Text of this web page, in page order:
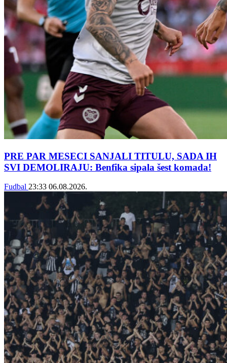
PRE PAR MESECI SANJALI TITULU, SADA IH
SVI DEMOLIRAJU: Benfika sipala šest komada!
Fudbal 23:33 06.08.2026.